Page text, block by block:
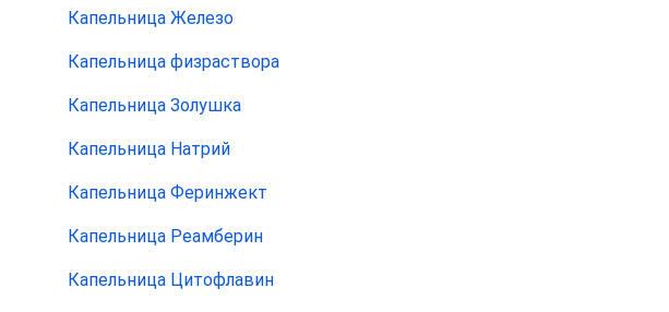
Капельница Железо
Капельница физраствора
Капельница Золушка
Капельница Натрий
Капельница Феринжект
Капельница Реамберин
Капельница Цитофлавин